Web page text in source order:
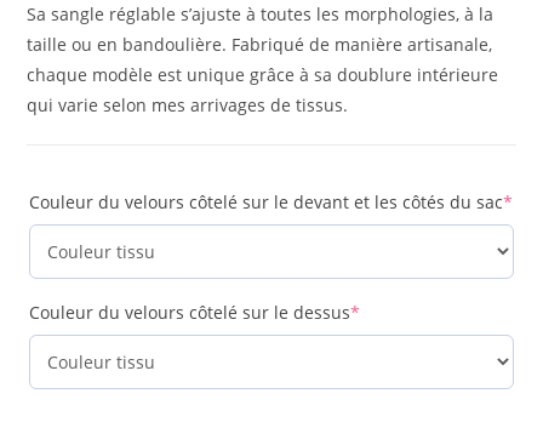
Sa sangle réglable s’ajuste à toutes les morphologies, à la
taille ou en bandoulière. Fabriqué de manière artisanale,
chaque modèle est unique grâce à sa doublure intérieure
qui varie selon mes arrivages de tissus.
Couleur du velours côtelé sur le devant et les côtés du sac*
Couleur du velours côtelé sur le dessus*